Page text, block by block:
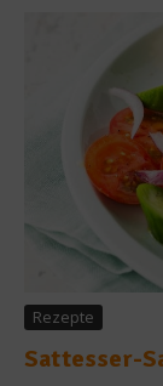
Rezepte
Sattesser-